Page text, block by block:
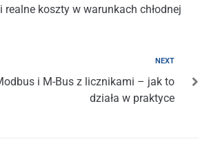
realne koszty w warunkach chłodnej
NEXT
i M-Bus z licznikami – jak to
działa w praktyce